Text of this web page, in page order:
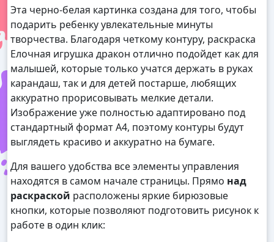
Эта черно-белая картинка создана для того, чтобы
подарить ребенку увлекательные минуты
творчества. Благодаря четкому контуру, раскраска
Елочная игрушка дракон отлично подойдет как для
малышей, которые только учатся держать в руках
карандаш, так и для детей постарше, любящих
аккуратно прорисовывать мелкие детали.
Изображение уже полностью адаптировано под
стандартный формат А4, поэтому контуры будут
выглядеть красиво и аккуратно на бумаге.
Для вашего удобства все элементы управления
находятся в самом начале страницы. Прямо над
раскраской расположены яркие бирюзовые
кнопки, которые позволяют подготовить рисунок к
работе в один клик: